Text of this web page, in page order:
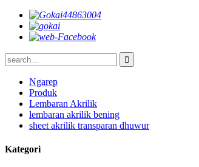
Ngarep
Produk
Lembaran Akrilik
lembaran akrilik bening
sheet akrilik transparan dhuwur
Kategori